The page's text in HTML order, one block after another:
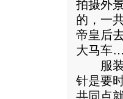
拍摄外
的，一
帝皇后
大马车
服装
针是要
共同点